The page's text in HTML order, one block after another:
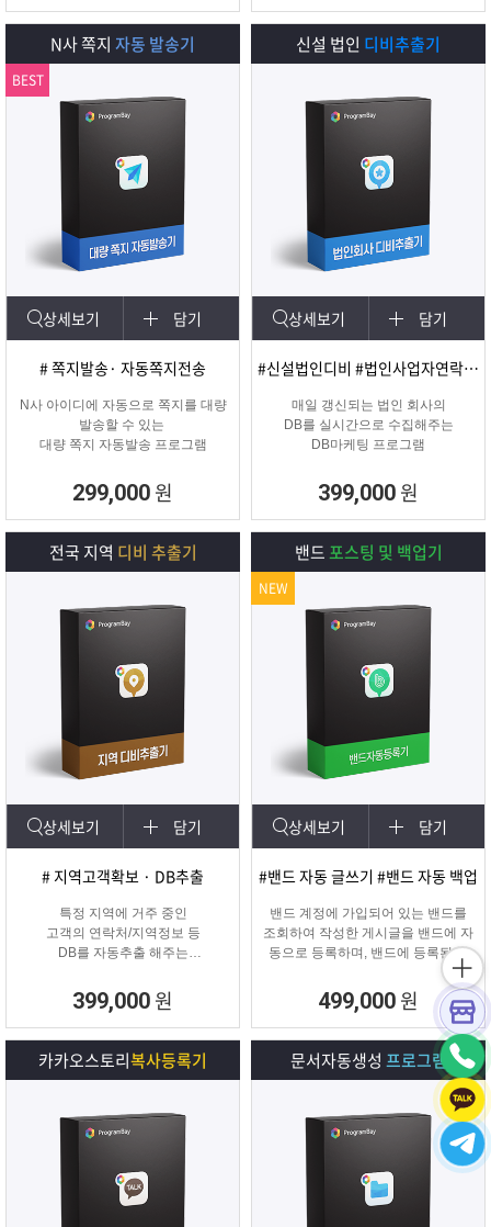
N사 쪽지 자동 발송기
상세보기 담기
# 쪽지발송· 자동쪽지전송
N사 아이디에 자동으로 쪽지를 대량
발송할 수 있는
대량 쪽지 자동발송 프로그램
299,000 원
BEST
신설 법인 디비추출기
상세보기 담기
#신설법인디비 #법인사업자연락처 #신규법인
매일 갱신되는 법인 회사의
DB를 실시간으로 수집해주는
DB마케팅 프로그램
399,000 원
전국 지역 디비 추출기
상세보기 담기
# 지역고객확보 · DB추출
특정 지역에 거주 중인
고객의 연락처/지역정보 등
DB를 자동추출 해주는
399,000 원
밴드포스팅 및 백업기
상세보기 담기
#밴드 자동 글쓰기 #밴드 자동 백업
밴드 계정에 가입되어 있는 밴드를
조회하여 작성한 게시글을 밴드에 자
동으로 등록하며, 밴드에 등록된 게
시물을 백업하여 파일로 저장하거나
다른 계정의 밴드에 자동으로 글을
복사할 수 있는 프로그램입니다.
499,000 원
NEW
카카오스토리복사등록기 문서자동생성 프로그램